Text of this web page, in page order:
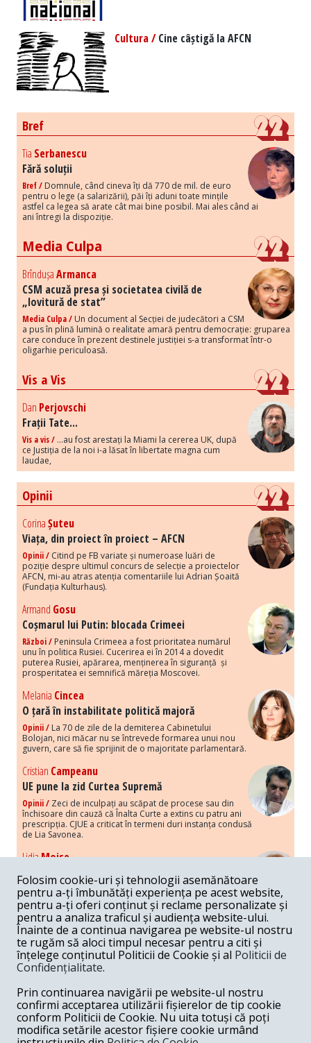
Cultura /Cine câștigă la AFCN
Bref
Tia Serbanescu
Fără soluții
Bref / Domnule, când cineva îți dă 770 de mil. de euro
pentru o lege (a salarizării), păi îți aduni toate mințile
astfel ca legea să arate cât mai bine posibil. Mai ales când ai
ani întregi la dispoziție.
Media Culpa
BrîndușaArmanca
CSM acuză presa și societatea civilă de
„lovitură de stat”
Media Culpa / Un document al Secției de judecători a CSM
a pus în plină lumină o realitate amară pentru democrație: gruparea
care conduce în prezent destinele justiției s-a transformat într-o
oligarhie periculoasă.
Vis a Vis
Dan Perjovschi
Frații Tate...
Vis a vis / ...au fost arestați la Miami la cererea UK, după
ce Justiția de la noi i-a lăsat în libertate magna cum
laudae,
Opinii
CorinaȘuteu
Viața, din proiect în proiect – AFCN
Opinii / Citind pe FB variate și numeroase luări de
poziție despre ultimul concurs de selecție a proiectelor
AFCN, mi-au atras atenția comentariile lui Adrian Șoaită
(Fundația Kulturhaus).
Armand Gosu
Coșmarul lui Putin: blocada Crimeei
Război / Peninsula Crimeea a fost prioritatea numărul
unu în politica Rusiei. Cucerirea ei în 2014 a dovedit
puterea Rusiei, apărarea, menținerea în siguranță și
prosperitatea ei semnifică măreția Moscovei.
Melania Cincea
O țară în instabilitate politică majoră
Opinii / La 70 de zile de la demiterea Cabinetului
Bolojan, nici măcar nu se întrevede formarea unui nou
guvern, care să fie sprijinit de o majoritate parlamentară.
Cristian Campeanu
UE pune la zid Curtea Supremă
Opinii / Zeci de inculpați au scăpat de procese sau din
închisoare din cauză că Înalta Curte a extins cu patru ani
prescripția. CJUE a criticat în termeni duri instanța condusă
de Lia Savonea.
LidiaMoise
Costurile economice ale haosului politic
Opinii / Economia nu poate rezista cu retorica falsă a
susținerii intereselor poporului, care, de fapt, ascunde
obsesia menținerii privilegiilor și a averilor unor caste.
Melania Cincea
Noi puseuri de xenofobie din partea românilor
„neaoși”
Periodic, în spațiul public sunt voci care lansează
mesaje xenofobe la adresa câte unui politician care deranjează un
anumit grup politico-mediatic, într-un anumit moment.
ArmandGosu
Unirea cu Moldova: modele istorice
Folosim cookie-uri și tehnologii asemănătoare
pentru a-ți îmbunătăți experiența pe acest website,
pentru a-ți oferi conținut și reclame personalizate și
pentru a analiza traficul și audiența website-ului.
Înainte de a continua navigarea pe website-ul nostru
te rugăm să aloci timpul necesar pentru a citi și
înțelege conținutul Politicii de Cookie și al Politicii de
Confidențialitate.
Prin continuarea navigării pe website-ul nostru
confirmi acceptarea utilizării fișierelor de tip cookie
conform Politicii de Cookie. Nu uita totuși că poți
modifica setările acestor fișiere cookie urmând